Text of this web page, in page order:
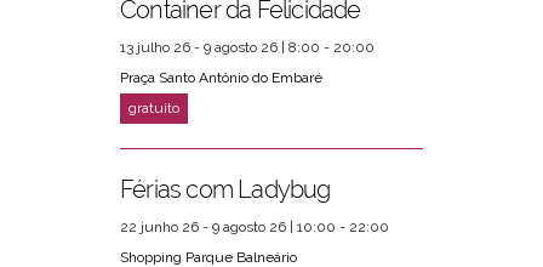
Container da Felicidade
13 julho 26 - 9 agosto 26 | 8:00 - 20:00
Praça Santo Antônio do Embaré
Férias com Ladybug
22 junho 26 - 9 agosto 26 | 10:00 - 22:00
Shopping Parque Balneário